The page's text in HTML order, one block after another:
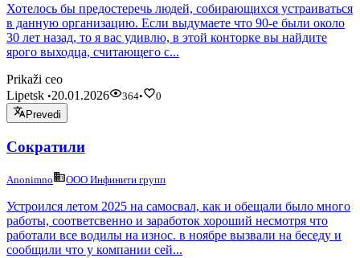
Хотелось бы предостеречь людей, собирающихся устраиваться
в данную организацию. Если выдумаете что 90-е были около
30 лет назад, то я вас удивлю, в этой конторке вы найдите
ярого выходца, считающего с...
Prikaži ceo
Lipetsk •20.01.2026 364•
0
Prevedi
Сократили
Anonimno ООО Инфинити групп
Устроился летом 2025 на самосвал, как и обещали было много
работы, соответсвенно и заработок хороший несмотря что
работали все водилы на износ. в ноябре вызвали на беседу и
сообщили что у компании сей...